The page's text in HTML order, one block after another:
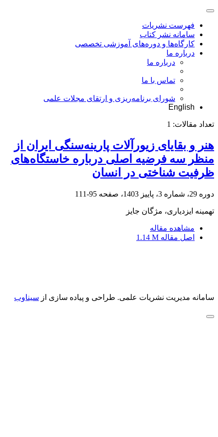
فهرست نشریات
سامانه نشر کتاب
کارگاه‌ها و دوره‌های آموزشی تخصصی
درباره ما
درباره ما
تماس با ما
شورای برنامه‌ریزی و ارتقای مجلات علمی
English
تعداد مقالات: 1
هنر و بقایای زیورآلات پارینه‌سنگی ایران از
منظر سه فرضیه اصلی درباره خاستگاه‌های
ظرفیت‌ شناختی در انسان
دوره 29، شماره 3، پاییز 1403، صفحه 95-111
تهمینه ایزدیاری، مژگان جایز
مشاهده مقاله
اصل مقاله 1.14 M
سامانه مدیریت نشریات علمی. طراحی و پیاده سازی از سیناوب